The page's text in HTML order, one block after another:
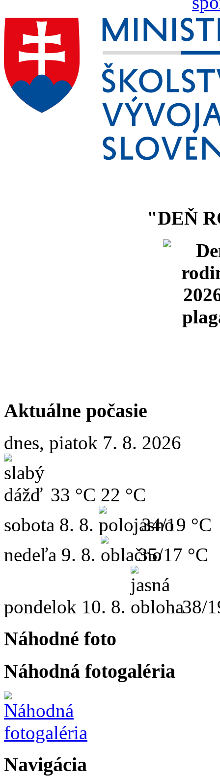
"DEŇ
Aktuálne počasie
dnes, piatok 7. 8. 2026
33 °C 22 °C
sobota 8. 8.
34/19 °C
nedeľa 9. 8. 35/17 °C
pondelok 10. 8. 38/
Náhodné foto
Náhodná fotogaléria
Navigácia